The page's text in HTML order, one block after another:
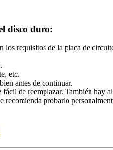
disco duro:
requisitos de la placa de
etc.
antes de continuar.
de reemplazar. También
recomienda probarlo